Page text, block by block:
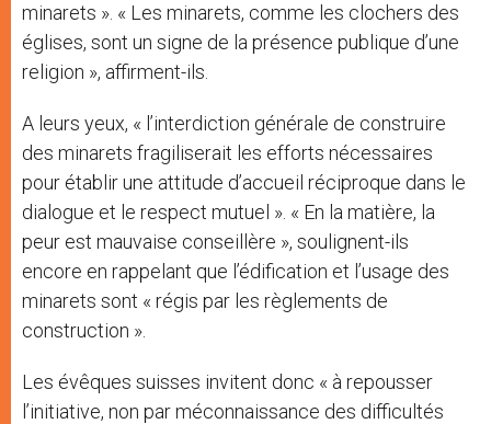
minarets ». « Les minarets, comme les clochers des
églises, sont un signe de la présence publique d’une
religion », affirment-ils.
A leurs yeux, « l’interdiction générale de construire
des minarets fragiliserait les efforts nécessaires
pour établir une attitude d’accueil réciproque dans le
dialogue et le respect mutuel ». « En la matière, la
peur est mauvaise conseillère », soulignent-ils
encore en rappelant que l’édification et l’usage des
minarets sont « régis par les règlements de
construction ».
Les évêques suisses invitent donc « à repousser
l’initiative, non par méconnaissance des difficultés